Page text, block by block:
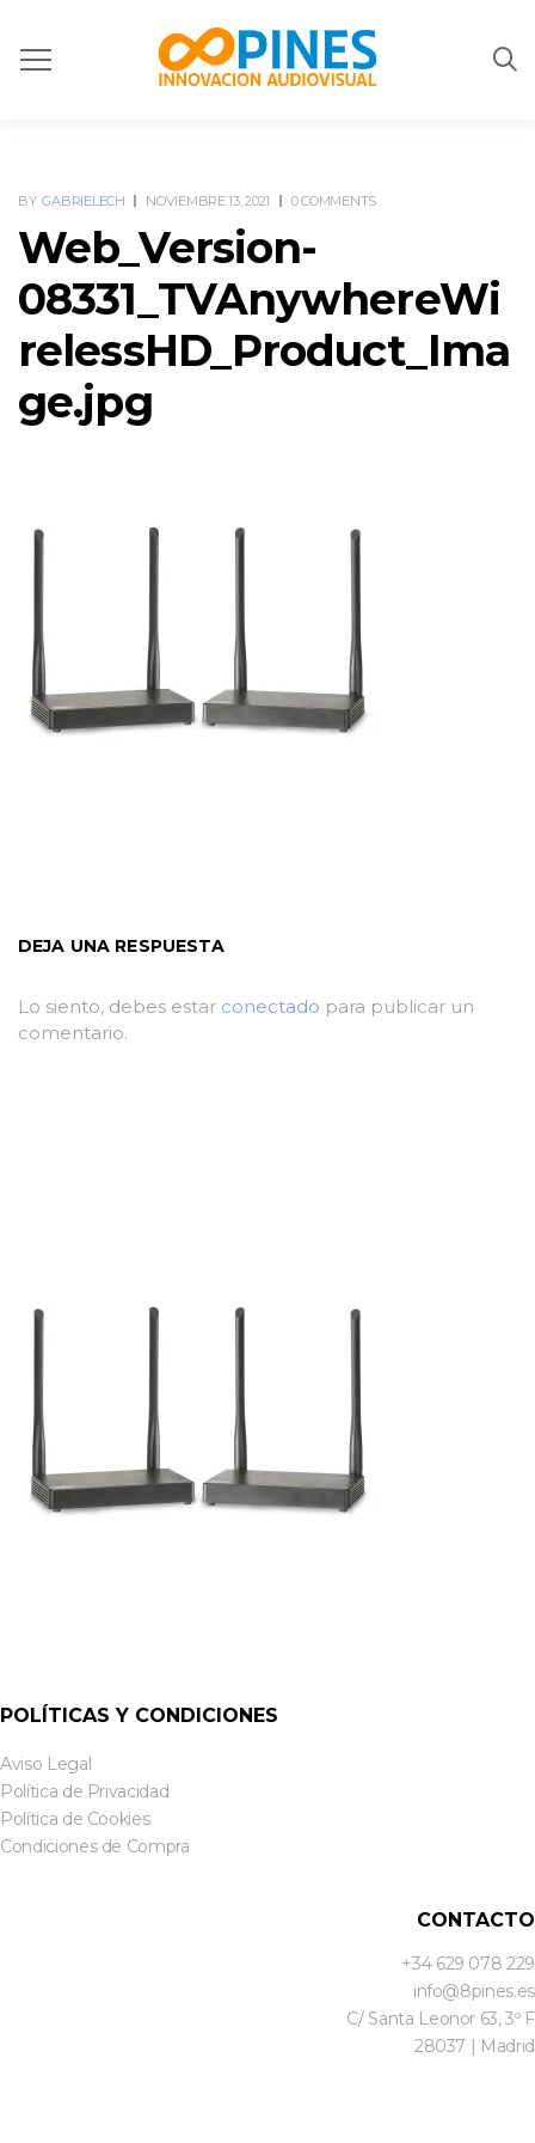
BY GABRIELECH NOVIEMBRE 13, 2021 0 COMMENTS
Web_Version-
08331_TVAnywhereWi
relessHD_Product_Ima
ge.jpg
DEJA UNA RESPUESTA
Lo siento, debes estar conectado para publicar un
comentario.
POLÍTICAS Y CONDICIONES
Aviso Legal
Política de Privacidad
Política de Cookies
Condiciones de Compra
CONTACTO
+34 629 078 229
info@8pines.es
C/ Santa Leonor 63, 3º F
28037 | Madrid